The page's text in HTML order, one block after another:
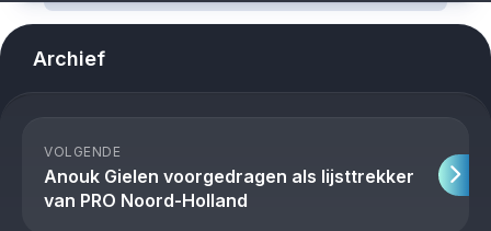
Archief
VOLGENDE
Anouk Gielen voorgedragen als lijsttrekker
van PRO Noord-Holland